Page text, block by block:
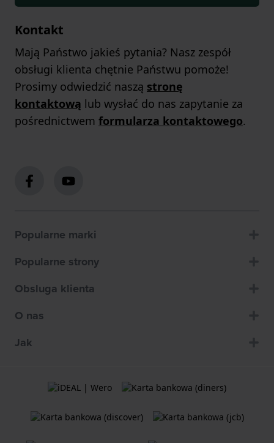
Kontakt
Mają Państwo jakieś pytania? Nasz zespół
obsługi klienta chętnie Państwu pomoże!
Prosimy odwiedzić naszą stronę
kontaktową lub wysłać do nas zapytanie za
pośrednictwem formularza kontaktowego.
Popularne marki
Popularne strony
Obsluga klienta
O nas
Jak